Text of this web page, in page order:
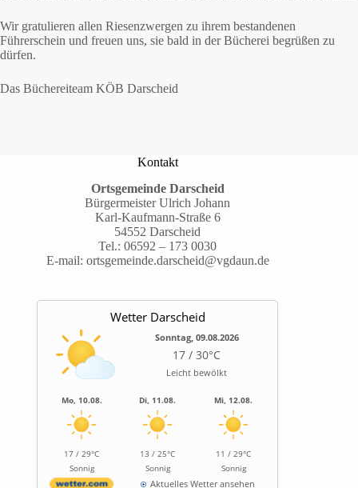
Wir gratulieren allen Riesenzwergen zu ihrem bestandenen
Führerschein und freuen uns, sie bald in der Bücherei begrüßen zu
dürfen.
Das Büchereiteam KÖB Darscheid
Kontakt
Ortsgemeinde Darscheid
Bürgermeister Ulrich Johann
Karl-Kaufmann-Straße 6
54552 Darscheid
Tel.:06592 – 173 0030
E-mail: ortsgemeinde.darscheid@vgdaun.de
Wetter Darscheid
Sonntag, 09.08.2026
17 / 30°C
Leicht bewölkt
Mo, 10.08.
17 / 29°C
Sonnig
Di, 11.08.
13 / 25°C
Sonnig
Mi, 12.08.
11 / 29°C
Sonnig
Aktuelles Wetter ansehen